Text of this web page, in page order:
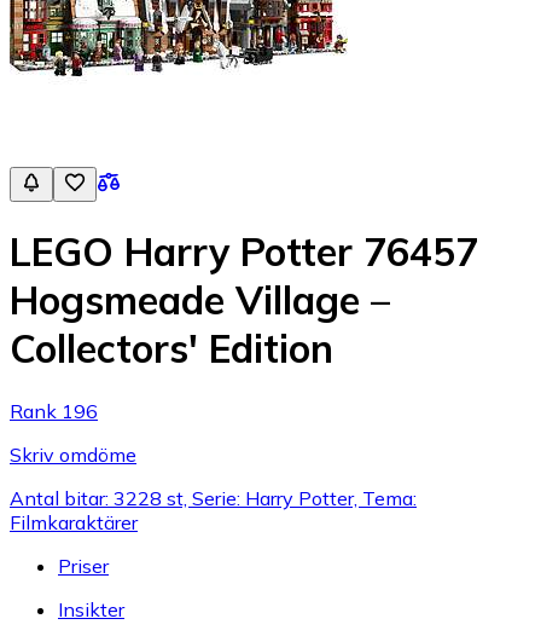
LEGO Harry Potter 76457
Hogsmeade Village –
Collectors' Edition
Rank 196
Skriv omdöme
Antal bitar: 3228 st, Serie: Harry Potter, Tema:
Filmkaraktärer
Priser
Insikter